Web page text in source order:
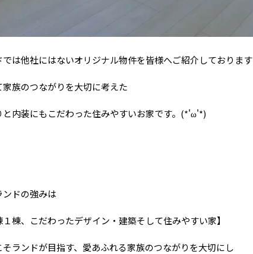
では他社にはないオリジナル物件を皆様へご紹介しております
家族のつながりを大切に考えた
と内装にもこだわった住みやすいお家です。(*'ω'*)
ドの強みは
１棟、こだわったデザイン・建築そして住みやすい家】
そランドが目指す、愛あふれる家族のつながりを大切にし